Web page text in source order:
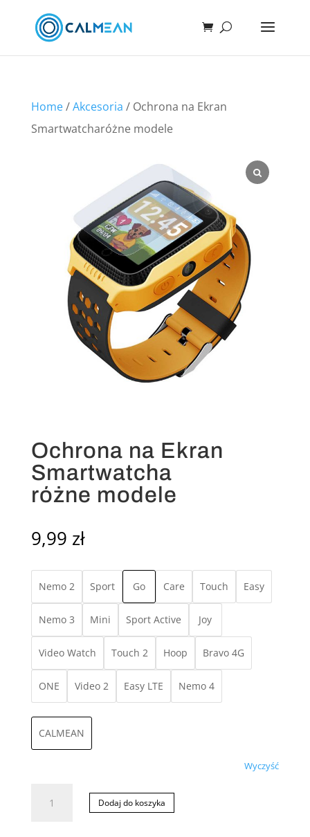
Home/Akcesoria / Ochrona na Ekran
Smartwatcharóżne modele
Ochrona na Ekran
Smartwatcha
różne modele
9,99 zł
Nemo 2 Sport Go Care Touch Easy
Nemo 3 Mini Sport Active Joy
Video Watch Touch 2 Hoop Bravo 4G
ONE Video 2 Easy LTE Nemo 4
CALMEAN
Wyczyść
Dodaj do koszyka